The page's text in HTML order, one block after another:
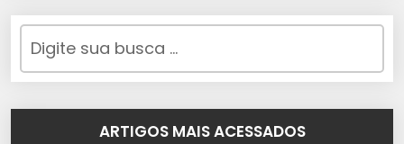
ARTIGOS MAIS ACESSADOS